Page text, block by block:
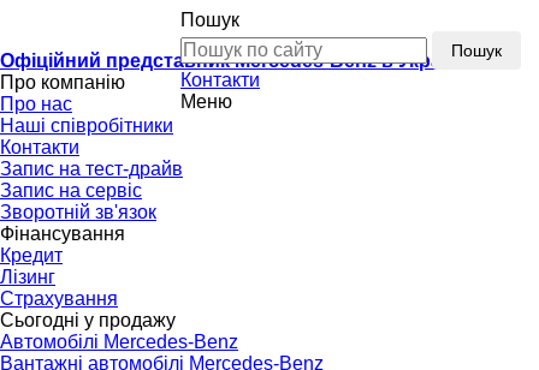
Офіційний представник Mercedes-Benz в Україні
Пошук
Пошук
Контакти
Меню
Про компанію
Про нас
Наші співробітники
Контакти
Запис на тест-драйв
Запис на сервіс
Зворотній зв'язок
Фінансування
Кредит
Лізинг
Страхування
Сьогодні у продажу
Автомобілі Mercedes-Benz
Вантажні автомобілі Mercedes-Benz